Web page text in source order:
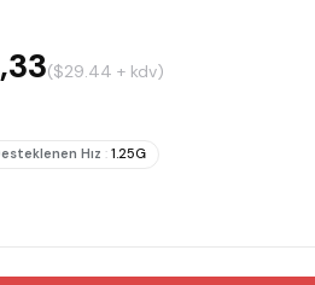
($29.44 + kdv)
Hız : 1.25G